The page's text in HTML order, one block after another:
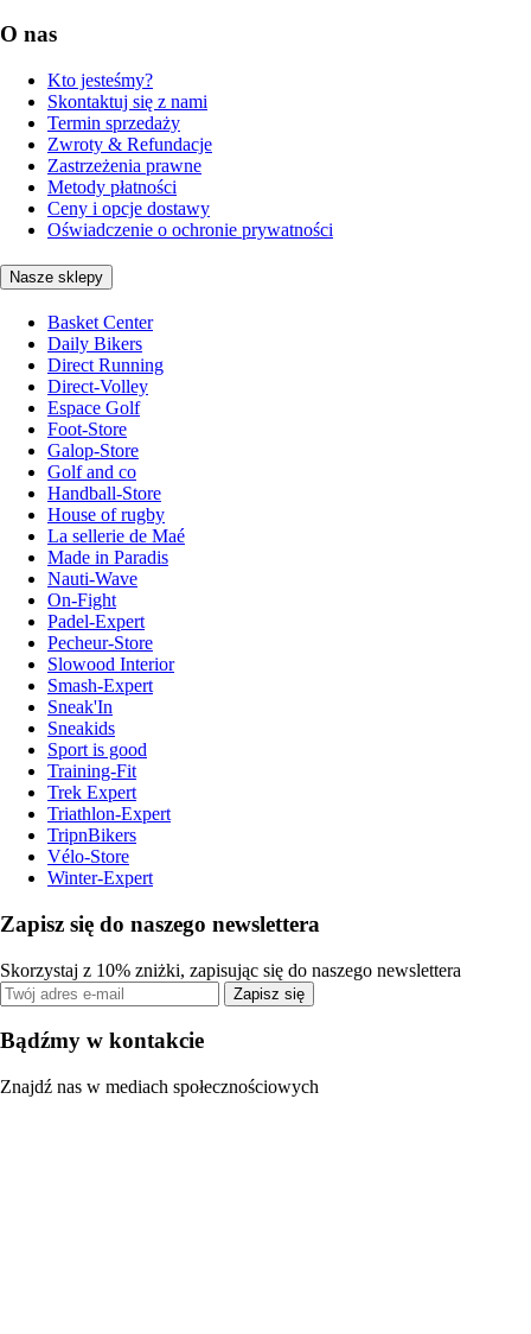
O nas
Kto jesteśmy?
Skontaktuj się z nami
Termin sprzedaży
Zwroty & Refundacje
Zastrzeżenia prawne
Metody płatności
Ceny i opcje dostawy
Oświadczenie o ochronie prywatności
Nasze sklepy
Basket Center
Daily Bikers
Direct Running
Direct-Volley
Espace Golf
Foot-Store
Galop-Store
Golf and co
Handball-Store
House of rugby
La sellerie de Maé
Made in Paradis
Nauti-Wave
On-Fight
Padel-Expert
Pecheur-Store
Slowood Interior
Smash-Expert
Sneak'In
Sneakids
Sport is good
Training-Fit
Trek Expert
Triathlon-Expert
TripnBikers
Vélo-Store
Winter-Expert
Zapisz się do naszego newslettera
Skorzystaj z 10% zniżki, zapisując się do naszego newslettera
Zapisz się
Bądźmy w kontakcie
Znajdź nas w mediach społecznościowych